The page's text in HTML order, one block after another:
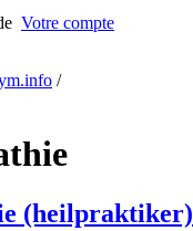
Votre compte
/
(heilpraktiker)